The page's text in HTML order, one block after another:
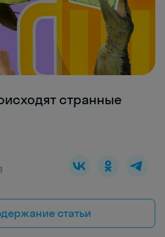
странные
статьи